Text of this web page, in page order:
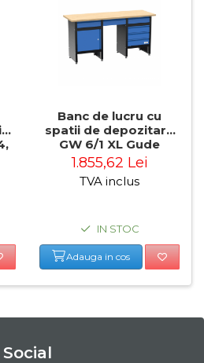
Banc de lucru cu
spatii de depozitare
GW 6/1 XL Gude
40480, 300 Kg
1.855,62 Lei
TVA inclus
IN STOC
Adauga in cos
Social